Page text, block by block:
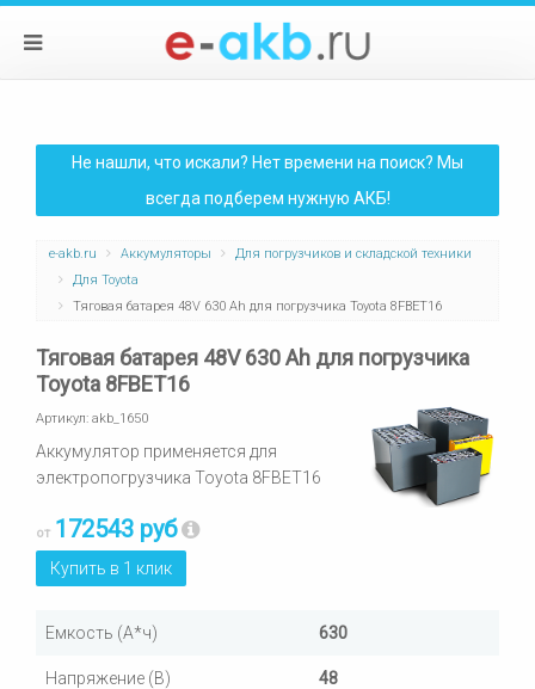
Не нашли, что искали? Нет времени на поиск? Мы
всегда подберем нужную АКБ!
e-akb.ru Аккумуляторы
Для погрузчиков и складской техники
Для Toyota
Тяговая батарея 48V 630 Ah для погрузчика Toyota 8FBET16
Тяговая батарея 48V 630 Ah для погрузчика
Toyota 8FBET16
Артикул: akb_1650
Аккумулятор применяется для
электропогрузчика Toyota 8FBET16
от 172543 руб
Купить в 1 клик
Емкость (А*ч) 630
Напряжение (В) 48